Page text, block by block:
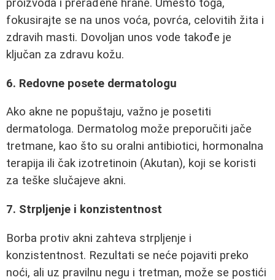
proizvoda i prerađene hrane. Umesto toga,
fokusirajte se na unos voća, povrća, celovitih žita i
zdravih masti. Dovoljan unos vode takođe je
ključan za zdravu kožu.
6. Redovne posete dermatologu
Ako akne ne popuštaju, važno je posetiti
dermatologa. Dermatolog može preporučiti jače
tretmane, kao što su oralni antibiotici, hormonalna
terapija ili čak izotretinoin (Akutan), koji se koristi
za teške slučajeve akni.
7. Strpljenje i konzistentnost
Borba protiv akni zahteva strpljenje i
konzistentnost. Rezultati se neće pojaviti preko
noći, ali uz pravilnu negu i tretman, može se postići